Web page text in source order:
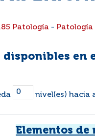
Patología - Patología
disponibles en
nivel(es) hacia
Elementos